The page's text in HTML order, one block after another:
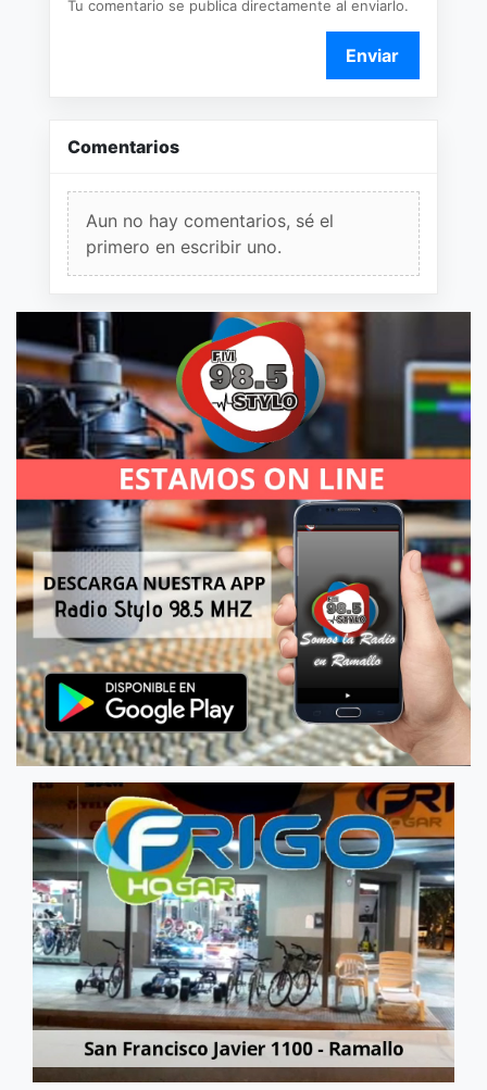
Tu comentario se publica directamente al enviarlo.
Enviar
Comentarios
Aun no hay comentarios, sé el
primero en escribir uno.